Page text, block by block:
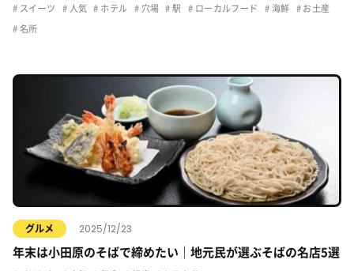
スイーツ 人気 ホテル 穴場 駅 ローカルフード 海鮮 お土産
名所
グルメ 2025/12/23
年末は小田原のそばで締めたい｜地元民が選ぶそばの名店5選